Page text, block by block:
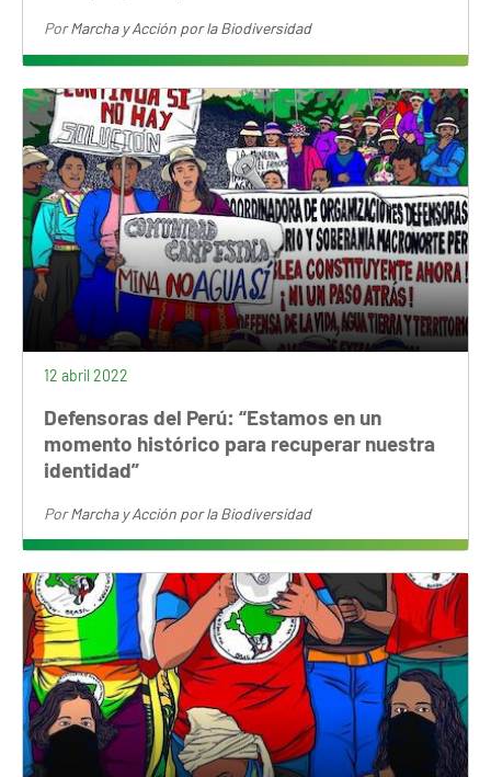
PorMarcha y Acción por la Biodiversidad
12 abril 2022
Defensoras del Perú: “Estamos en un
momento histórico para recuperar nuestra
identidad”
PorMarcha y Acción por la Biodiversidad